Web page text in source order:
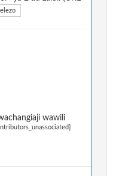
wawili